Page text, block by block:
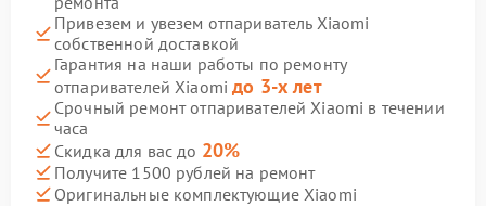
Привезем и увезем отпариватель Xiaomi
собственной доставкой
Гарантия на наши работы по ремонту
отпаривателей Xiaomiдо 3-х лет
Срочный ремонт отпаривателей Xiaomi в течении
часа
Скидка для вас до 20%
Получите 1500 рублей на ремонт
Оригинальные комплектующие Xiaomi